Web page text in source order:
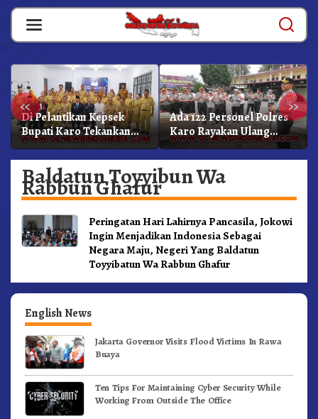
Skip
content
« »
Di Pelantikan Kepsek
Bupati Karo Tekankan
Kepemimpinan
Profesional Dongkrak
Mutu Pendidikan
Ada 122 Personel Polres
Karo Rayakan Ulang
Tahun Bersama
Baldatun Toyyibun Wa
Rabbun Ghafur
Peringatan Hari Lahirnya Pancasila, Jokowi
Ingin Menjadikan Indonesia Sebagai
Negara Maju, Negeri Yang Baldatun
Toyyibatun Wa Rabbun Ghafur
English News
Jakarta Governor Visits Flood Victims In Rawa
Buaya
Ten Tips For Maintaining Cyber Security While
Working From Outside The Office